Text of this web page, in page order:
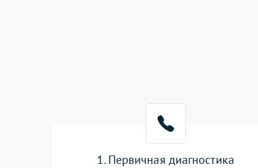
1. Первичная диагностика